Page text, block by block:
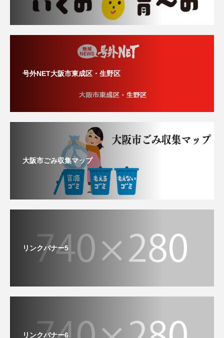
号外NET大阪市東成区・生野区
大阪市ごみ収集マップ
リンクバナー5
リンクバナー6